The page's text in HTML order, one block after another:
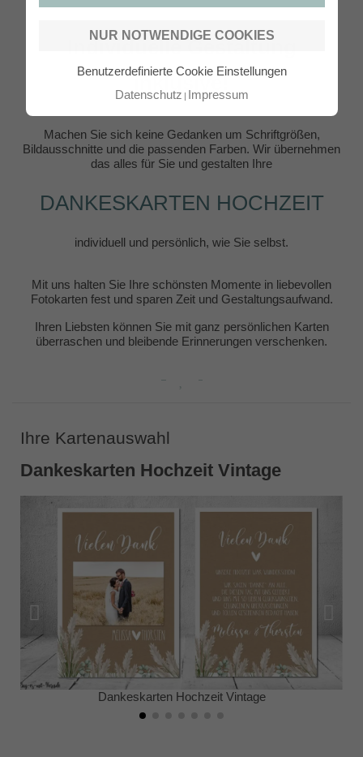
NUR NOTWENDIGE COOKIES
Benutzerdefinierte Cookie Einstellungen
Datenschutz Impressum
Individuelle Gestaltung
inklusive!
Machen Sie sich keine Gedanken um Schriftgrößen,
Bildausschnitte und die passenden Farben. Wir übernehmen
das alles für Sie und gestalten Ihre
DANKESKARTEN HOCHZEIT
individuell und persönlich, wie Sie selbst.
Mit uns halten Sie Ihre schönsten Momente in liebevollen
Fotokarten fest und sparen Zeit und Gestaltungsaufwand.
Ihren Liebsten können Sie mit ganz persönlichen Karten
überraschen und bleibende Erinnerungen verschenken.
Ihre Kartenauswahl
Dankeskarten Hochzeit Vintage
Dankeskarten Hochzeit Vintage